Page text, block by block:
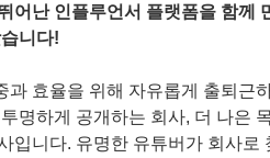
어난 인플루언서 플랫폼을 함께
니다!
과 효율을 위해 자유롭게 출퇴근
명하게 공개하는 회사, 더 나은
입니다. 유명한 유튜버가 회사